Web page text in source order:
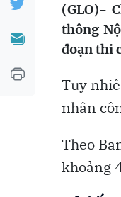
(GLO)-
thông
đoạn thi
Tuy
nhân
Theo
khoảng